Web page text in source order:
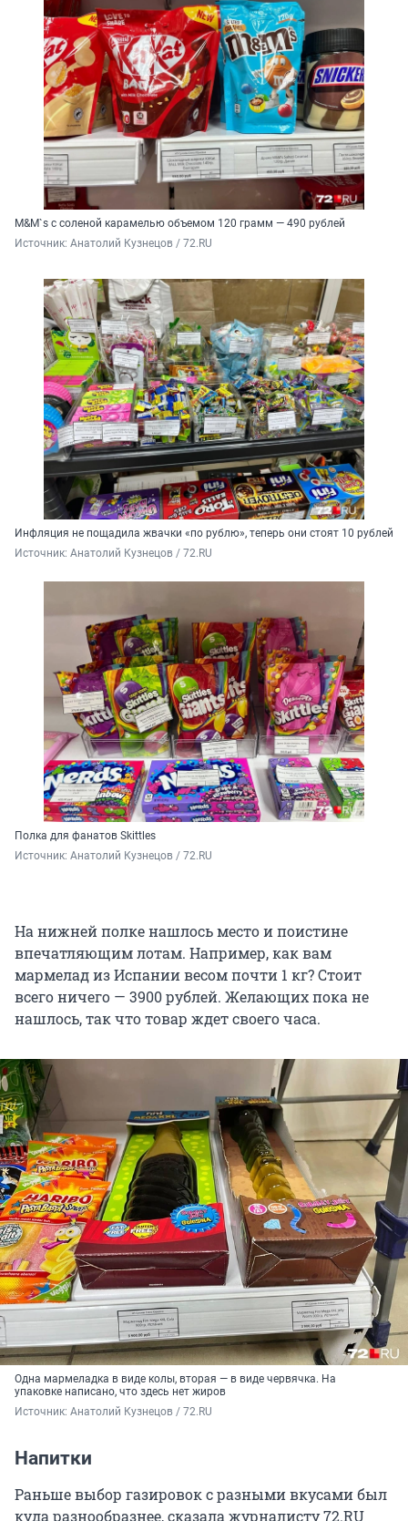
M&M`s с соленой карамелью объемом 120 грамм — 490 рублей
Источник: Анатолий Кузнецов / 72.RU
Инфляция не пощадила жвачки «по рублю», теперь они стоят 10 рублей
Источник: Анатолий Кузнецов / 72.RU
Полка для фанатов Skittles
Источник: Анатолий Кузнецов / 72.RU
На нижней полке нашлось место и поистине
впечатляющим лотам. Например, как вам
мармелад из Испании весом почти 1 кг? Стоит
всего ничего — 3900 рублей. Желающих пока не
нашлось, так что товар ждет своего часа.
Одна мармеладка в виде колы, вторая — в виде червячка. На
упаковке написано, что здесь нет жиров
Источник: Анатолий Кузнецов / 72.RU
Напитки
Раньше выбор газировок с разными вкусами был
куда разнообразнее, сказала журналисту 72.RU